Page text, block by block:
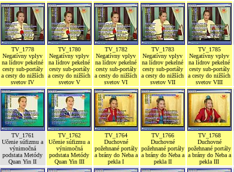
TV_1778
Negatívny vplyv
na lídrov pekelné
cesty sub-portály
a cesty do nižších
svetov IV
TV_1780
Negatívny vplyv
na lídrov pekelné
cesty sub-portály
a cesty do nižších
svetov V
TV_1782
Negatívny vplyv
na lídrov pekelné
cesty sub-portály
a cesty do nižších
svetov VI
TV_1783
Negatívny vplyv
na lídrov pekelné
cesty sub-portály
a cesty do nižších
svetov VII
TV_1785
Negatívny vplyv
na lídrov pekelné
cesty sub-portály
a cesty do nižších
svetov VIII
TV_1761
Učenie súfizmu a
výnimočná
podstata Metódy
Quan Yin II
TV_1762
Učenie súfizmu a
výnimočná
podstata Metódy
Quan Yin III
TV_1764
Duchovné
požehnané portály
a brány do Neba a
pekla I
TV_1766
Duchovné
požehnané portály
a brány do Neba a
pekla II
TV_1768
Duchovné
požehnané portály
a brány do Neba a
pekla III